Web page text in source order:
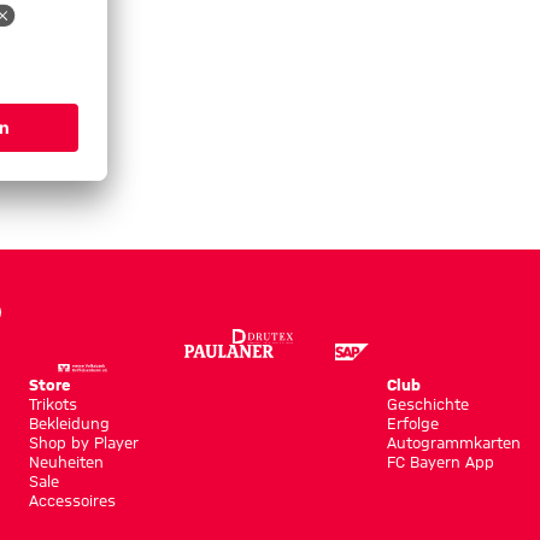
Store
Trikots
Bekleidung
Shop by Player
Neuheiten
Sale
Accessoires
Club
Geschichte
Erfolge
Autogrammkarten
FC Bayern App